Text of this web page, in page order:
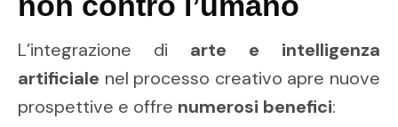
L’integrazione di arte e intelligenza
artificiale nel processo creativo apre nuove
prospettive e offre numerosi benefici: